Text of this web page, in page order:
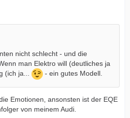
nicht schlecht - und die
man Elektro will (deutliches ja
(ich ja...
- ein gutes Modell.
Emotionen, ansonsten ist der EQE
von meinem Audi.